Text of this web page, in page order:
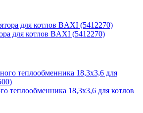
для котлов BAXI (5412270)
теплообменника 18,3x3,6 для котлов